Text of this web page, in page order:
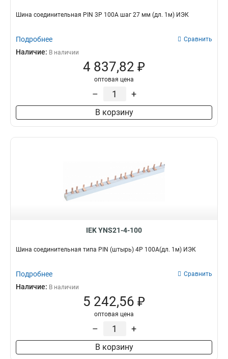
Шина соединительная PIN 3Р 100А шаг 27 мм (дл. 1м) ИЭК
Подробнее Сравнить
Наличие: В наличии
4 837,82 ₽
оптовая цена
– +
В корзину
IEK YNS21-4-100
Шина соединительная типа PIN (штырь) 4Р 100А(дл. 1м) ИЭК
Подробнее Сравнить
Наличие: В наличии
5 242,56 ₽
оптовая цена
– +
В корзину